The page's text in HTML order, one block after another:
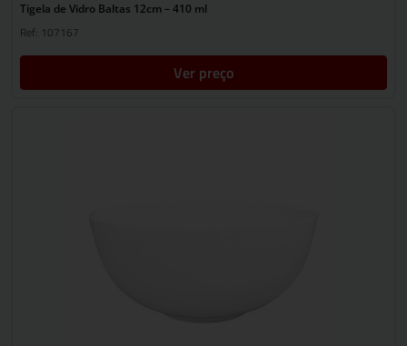
Tigela de Vidro Baltas 12cm – 410 ml
Ref: 107167
Ver preço